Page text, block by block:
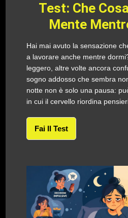
Test: Che
Mente
Hai mai avuto la sensazione
a lavorare anche mentre
leggero, altre volte ancora
sogno addosso che sembra
notte non è solo una pausa:
in cui il cervello riordina
Fai Il Test